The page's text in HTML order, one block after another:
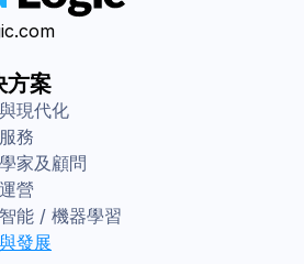
方案
現代化
務
家及顧問
營
能 / 機器學習
發展